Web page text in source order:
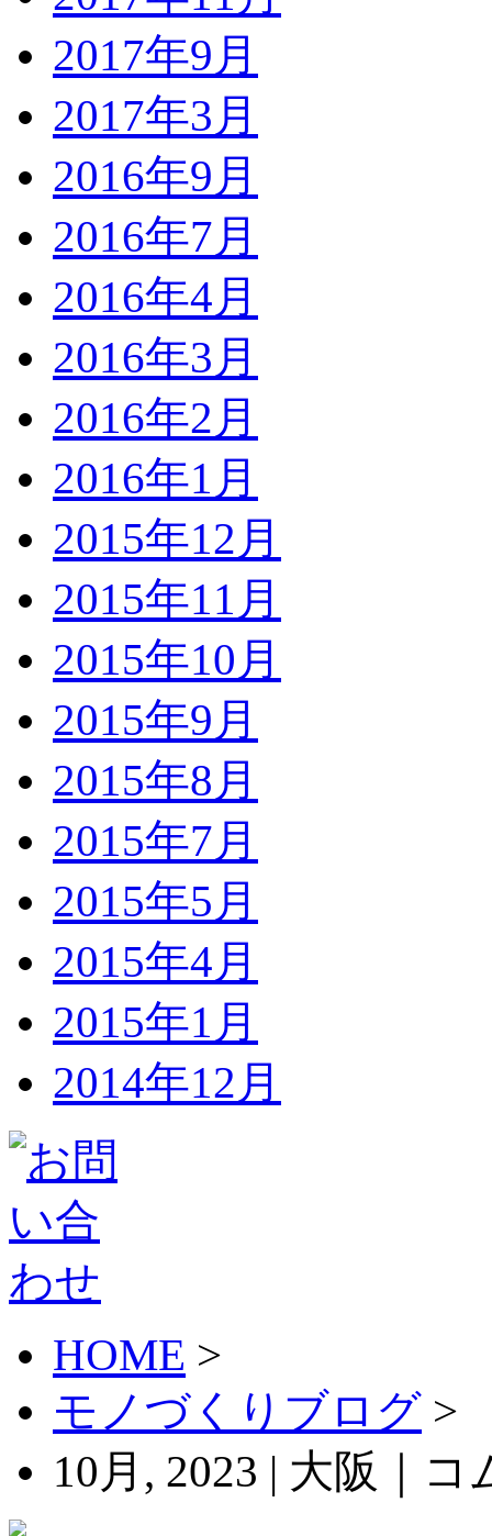
2017年9月
2017年3月
2016年9月
2016年7月
2016年4月
2016年3月
2016年2月
2016年1月
2015年12月
2015年11月
2015年10月
2015年9月
2015年8月
2015年7月
2015年5月
2015年4月
2015年1月
2014年12月
HOME >
モノづくりブログ >
10月, 2023 | 大阪｜